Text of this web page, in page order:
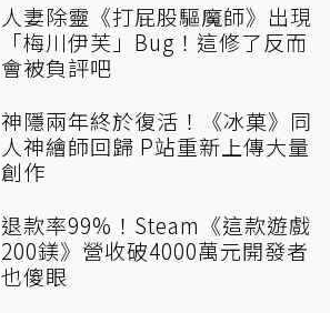
人妻除靈《打屁股驅魔師》出現
「梅川伊芙」Bug！這修了反而
會被負評吧
神隱兩年終於復活！《冰菓》同
人神繪師回歸 P站重新上傳大量
創作
退款率99%！Steam《這款遊戲
200鎂》營收破4000萬元開發者
也傻眼